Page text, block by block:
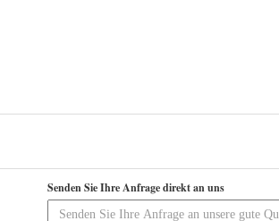
Senden Sie Ihre Anfrage direkt an uns